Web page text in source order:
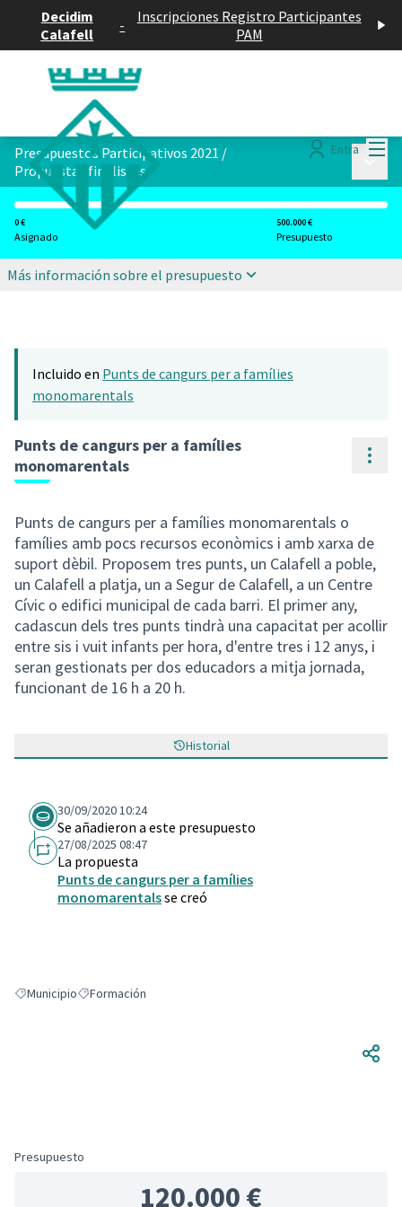
Decidim
Calafell
-
Inscripciones Registro Participantes
PAM
Entra
Presupuestos Participativos 2021 /
Propuestas finalistas
0 €
Asignado
500.000 €
Presupuesto
Más información sobre el presupuesto
Incluido en Punts de cangurs per a famílies
monomarentals
Punts de cangurs per a famílies
monomarentals
Punts de cangurs per a famílies monomarentals o
famílies amb pocs recursos econòmics i amb xarxa de
suport dèbil. Proposem tres punts, un Calafell a poble,
un Calafell a platja, un a Segur de Calafell, a un Centre
Cívic o edifici municipal de cada barri. El primer any,
cadascun dels tres punts tindrà una capacitat per acollir
entre sis i vuit infants per hora, d'entre tres i 12 anys, i
seran gestionats per dos educadors a mitja jornada,
funcionant de 16 h a 20 h.
Historial
30/09/2020 10:24
Se añadieron a este presupuesto
27/08/2025 08:47
La propuesta
Punts de cangurs per a famílies
monomarentalsse creó
Resultados al filtrar por: Municipio
MunicipioResultados al filtrar por: Formación
Formación
Presupuesto
120.000 €